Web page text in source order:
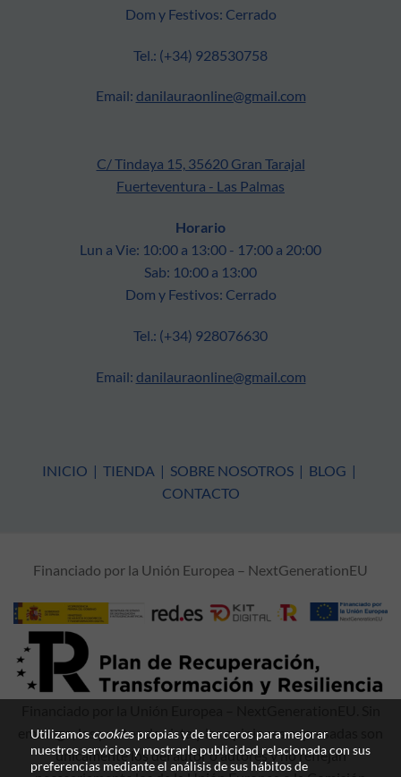
Dom y Festivos: Cerrado
Tel.: (+34) 928530758
Email: danilauraonline@gmail.com
C/ Tindaya 15, 35620 Gran Tarajal
Fuerteventura - Las Palmas
Horario
Lun a Vie: 10:00 a 13:00 - 17:00 a 20:00
Sab: 10:00 a 13:00
Dom y Festivos: Cerrado
Tel.: (+34) 928076630
Email: danilauraonline@gmail.com
INICIO | TIENDA | SOBRE NOSOTROS | BLOG |
CONTACTO
Financiado por la Unión Europea – NextGenerationEU
embargo, los puntos de vista y las opiniones expresadas son
únicamente los del autor o autores y no reflejan
Utilizamos cookies propias y de terceros para mejorar
nuestros servicios y mostrarle publicidad relacionada con sus
preferencias mediante el análisis de sus hábitos de